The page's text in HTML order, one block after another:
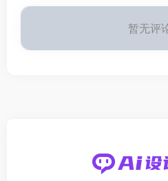
暂无评